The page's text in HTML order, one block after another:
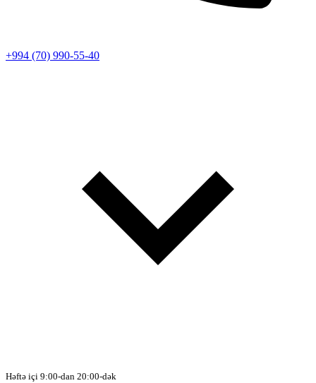
+994 (70) 990-55-40
Həftə içi 9:00-dan 20:00-dək